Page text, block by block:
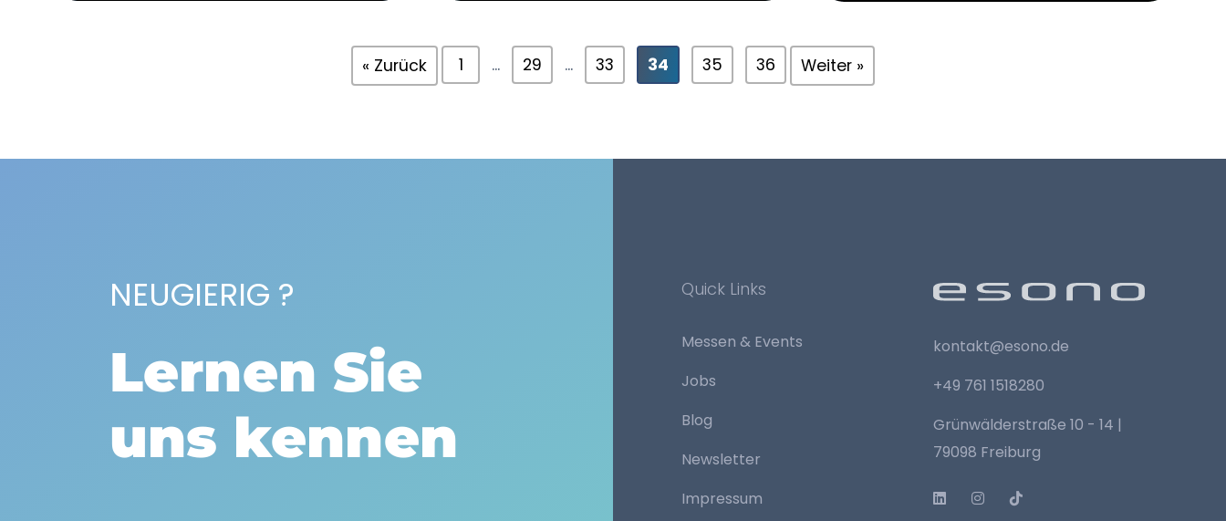
« Zurück 1 ... 29 ... 33 34 35 36 Weiter »
NEUGIERIG ?
Lernen Sie
uns kennen
Quick Links
Messen & Events
Jobs
Blog
Newsletter
Impressum
kontakt@esono.de
+49 761 1518280
Grünwälderstraße 10 - 14 |
79098 Freiburg